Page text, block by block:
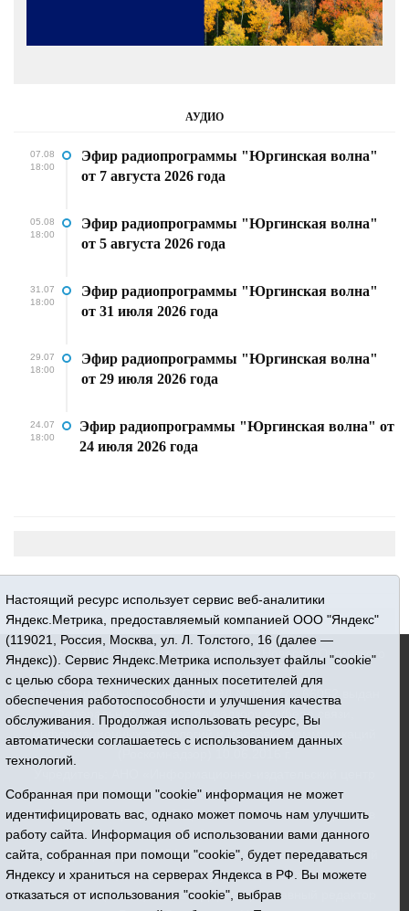
АУДИО
07.08
18:00
Эфир радиопрограммы "Юргинская волна"
от 7 августа 2026 года
05.08
18:00
Эфир радиопрограммы "Юргинская волна"
от 5 августа 2026 года
31.07
18:00
Эфир радиопрограммы "Юргинская волна"
от 31 июля 2026 года
29.07
18:00
Эфир радиопрограммы "Юргинская волна"
от 29 июля 2026 года
24.07
18:00
Эфир радиопрограммы "Юргинская волна" от
24 июля 2026 года
16+ © 2015-2026 Сетевое издание «Новости Юргинского
Регистрационный номер СМИ ЭЛ № ФС 77 - 66052 выдан
Федеральной службой по надзору в сфере связи,
«Призыв»
Все права защищены © При использовании материалов
ссылка обязательна
Адрес редакции: 627250, Тюменская область, Юргинский
район, с. Юргинское, ул. Центральная, 49
Телефон: 8(34543)2-46-89. Директор - главный редактор
Настоящий ресурс использует сервис веб-аналитики
Яндекс.Метрика, предоставляемый компанией ООО "Яндекс"
(119021, Россия, Москва, ул. Л. Толстого, 16 (далее —
Яндекс)). Сервис Яндекс.Метрика использует файлы "cookie"
с целью сбора технических данных посетителей для
обеспечения работоспособности и улучшения качества
обслуживания. Продолжая использовать ресурс, Вы
автоматически соглашаетесь с использованием данных
технологий.
Собранная при помощи "cookie" информация не может
идентифицировать вас, однако может помочь нам улучшить
работу сайта. Информация об использовании вами данного
сайта, собранная при помощи "cookie", будет передаваться
Яндексу и храниться на серверах Яндекса в РФ. Вы можете
отказаться от использования "cookie", выбрав